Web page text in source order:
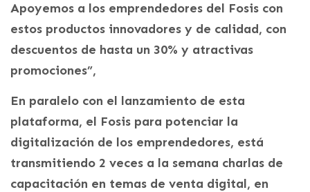
Apoyemos a los emprendedores del Fosis con
estos productos innovadores y de calidad, con
descuentos de hasta un 30% y atractivas
promociones”,
En paralelo con el lanzamiento de esta
plataforma, el Fosis para potenciar la
digitalización de los emprendedores, está
transmitiendo 2 veces a la semana charlas de
capacitación en temas de venta digital, en